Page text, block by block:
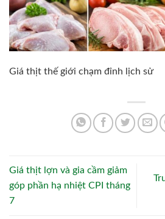
Giá thịt thế giới chạm đỉnh lịch sử
Giá thịt lợn và gia cầm giảm
góp phần hạ nhiệt CPI tháng
7